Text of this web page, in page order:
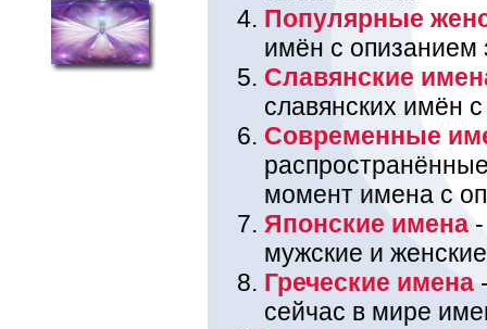
Популярные
имён с опизанием
Славянские
славянских имён
Современные
момент имена с
Японские имена
мужские и
Греческие имена
сейчас в мире